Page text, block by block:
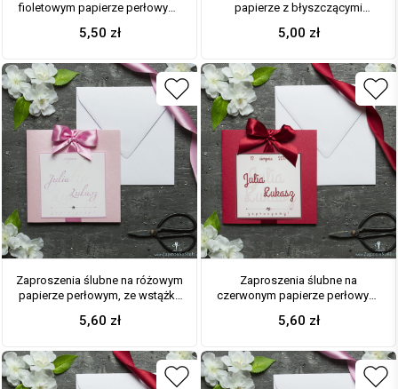
fioletowym papierze perłowym,
ciemnofioletowym i cyrkonią
61-85
5,50 zł
papierze z błyszczącymi
kolorze chabrowym i cyrkonią
61-88
5,00 zł
Zaproszenia ślubne na różowym
papierze perłowym, ze wstążką
oraz wklejanym wnętrzem. ZAP-
5,60 zł
Zaproszenia ślubne na
czerwonym papierze perłowym,
czerwieni i cyrkonią oraz
5,60 zł